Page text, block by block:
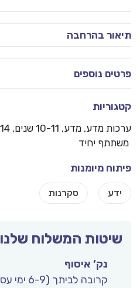
תיאור בהרחבה
פרטים נוספים
קטגוריות
ערכות מדע, מדע
משתתף יחיד
פיתוח מיומנות
שיטות המשלוח שלנו
נק’ איסוף